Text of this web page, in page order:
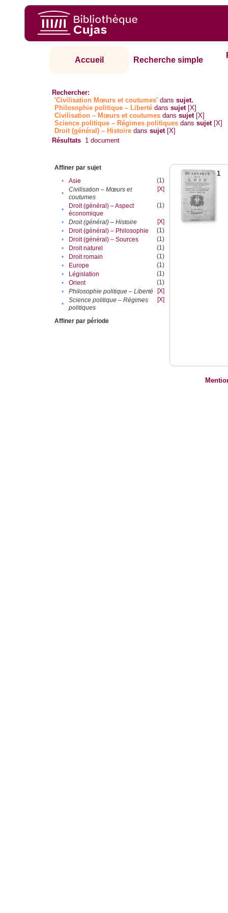
Accueil Recherche simple
Rechercher:
'Civilisation Mœurs et coutumes' danssujet.
Philosophie politique – Liberté danssujet [X]
Civilisation – Mœurs et coutumes danssujet [X]
Science politique – Régimes politiques danssujet [X]
Droit (général) – Histoire danssujet [X]
Résultats 1 document
Affiner par sujet
•
Asie
(1)
•
Civilisation – Mœurs et
coutumes
[X]
•
Droit (général) – Aspect
économique
(1)
• Droit (général) – Histoire
[X]
•
Droit (général) – Philosophie
(1)
•
Droit (général) – Sources
(1)
•
Droit naturel
(1)
•
Droit romain
(1)
•
Europe
(1)
•
Législation
(1)
•
Orient
(1)
•
Philosophie politique – Liberté
[X]
•
Science politique – Régimes
politiques
[X]
Affiner par période
1